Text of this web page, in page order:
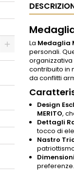
La Medaglia
personali.
contribuito in
da conflitti
Design
MERITO,
Dettagli
tocco di
Nastro
preferenze.